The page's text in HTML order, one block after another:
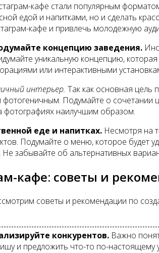
кафе стали популярным
едой и напитками, но и сделать
кафе и привлечь молодежную
концепцию заведения.
уникальную концепцию,
или интерактивными
интерьер. Так как основная цель
Подумайте о сочетании
фотографиях наилучшим образом.
еде и напитках. Несмотря на
Подумайте о меню, которое будет
забывайте об альтернативных
кафе: советы и
советы и рекомендации по
конкурентов. Важно
и предложить что-то по-настоящему